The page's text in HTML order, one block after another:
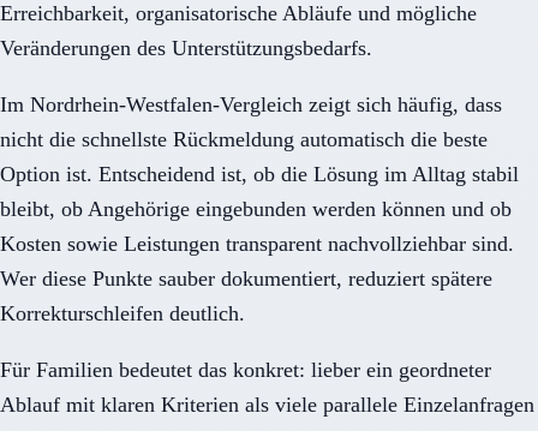
Erreichbarkeit, organisatorische Abläufe und mögliche
Veränderungen des Unterstützungsbedarfs.
Im Nordrhein-Westfalen-Vergleich zeigt sich häufig, dass
nicht die schnellste Rückmeldung automatisch die beste
Option ist. Entscheidend ist, ob die Lösung im Alltag stabil
bleibt, ob Angehörige eingebunden werden können und ob
Kosten sowie Leistungen transparent nachvollziehbar sind.
Wer diese Punkte sauber dokumentiert, reduziert spätere
Korrekturschleifen deutlich.
Für Familien bedeutet das konkret: lieber ein geordneter
Ablauf mit klaren Kriterien als viele parallele Einzelanfragen